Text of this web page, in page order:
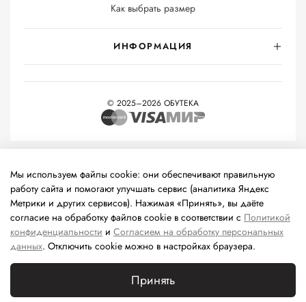
Как выбрать размер
ИНФОРМАЦИЯ
© 2025–2026 ОБУТЕКА
технологии
(информационные технологии предоставления
информации на основе сбора, систематизации и анализа
сведений, относящихся к предпочтениям пользователей сети
«Интернет», находящихся на территории Российской
Федерации).
Мы используем файлы cookie: они обеспечивают правильную
работу сайта и помогают улучшать сервис (аналитика Яндекс
Метрики и других сервисов). Нажимая «Принять», вы даёте
согласие на обработку файлов cookie в соответствии с Политикой
конфиденциальности и Согласием на обработку персональных
данных. Отключить cookie можно в настройках браузера.
Принять